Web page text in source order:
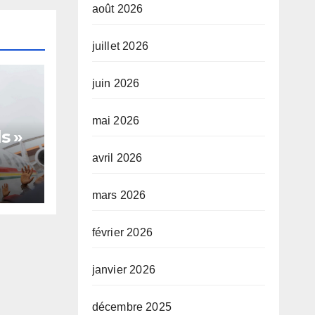
»
août 2026
juillet 2026
juin 2026
mai 2026
avril 2026
mars 2026
février 2026
janvier 2026
décembre 2025